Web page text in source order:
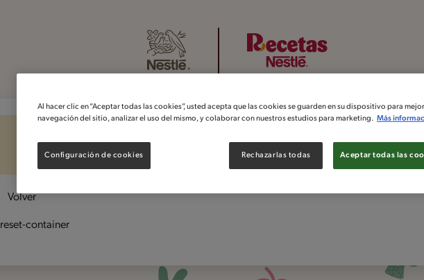
benefícios de Recetas
Nestlé:
Libros de recetas Guarda tus recetas
Volver
reset-container
Al hacer clic en “Aceptar todas las cookies”, usted acepta que las cookies se guarden en su dispositivo para
navegación del sitio, analizar el uso del mismo, y colaborar con nuestros estudios para marketing. Más
Rechazarlas todas Aceptar todas las
Configuración de cookies